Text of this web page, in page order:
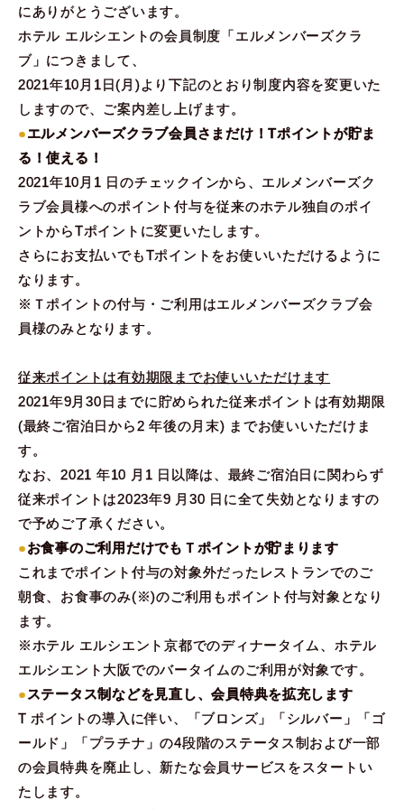
にありがとうございます。
ホテル エルシエントの会員制度「エルメンバーズクラ
ブ」につきまして、
2021年10月1日(月)より下記のとおり制度内容を変更いた
しますので、ご案内差し上げます。
●エルメンバーズクラブ会員さまだけ！Tポイントが貯ま
る！使える！
2021年10月1 日のチェックインから、エルメンバーズク
ラブ会員様へのポイント付与を従来のホテル独自のポイ
ントからTポイントに変更いたします。
さらにお支払いでもTポイントをお使いいただけるように
なります。
※Ｔポイントの付与・ご利用はエルメンバーズクラブ会
員様のみとなります。
従来ポイントは有効期限までお使いいただけます
2021年9月30日までに貯められた従来ポイントは有効期限
(最終ご宿泊日から2 年後の月末) までお使いいただけま
す。
なお、2021 年10 月1 日以降は、最終ご宿泊日に関わらず
従来ポイントは2023年9 月30 日に全て失効となりますの
で予めご了承ください。
●お食事のご利用だけでもＴポイントが貯まります
これまでポイント付与の対象外だったレストランでのご
朝食、お食事のみ(※)のご利用もポイント付与対象となり
ます。
※ホテル エルシエント京都でのディナータイム、ホテル
エルシエント大阪でのバータイムのご利用が対象です。
●ステータス制などを見直し、会員特典を拡充します
T ポイントの導入に伴い、「ブロンズ」「シルバー」「ゴ
ールド」「プラチナ」の4段階のステータス制および一部
の会員特典を廃止し、新たな会員サービスをスタートい
たします。